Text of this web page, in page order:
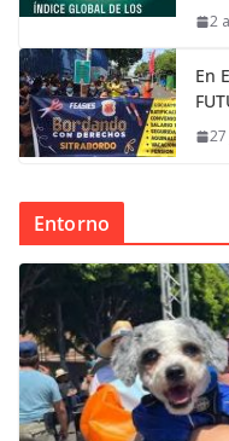
2
En
Entorno